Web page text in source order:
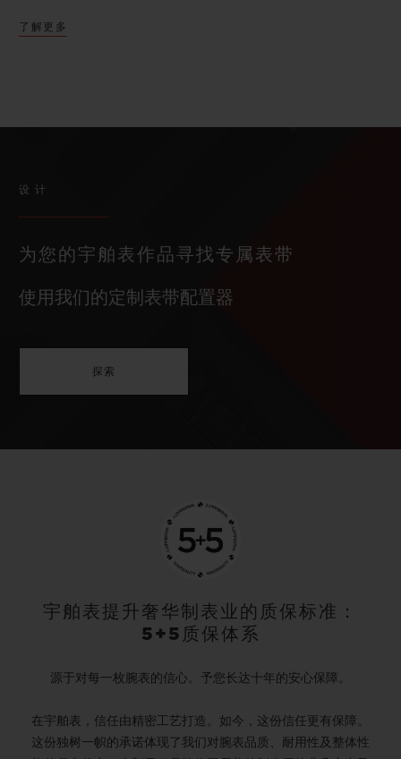
了解更多
设计
为您的宇舶表作品寻找专属表带
使用我们的定制表带配置器
探索
宇舶表提升奢华制表业的质保标准：
5+5质保体系
源于对每一枚腕表的信心。予您长达十年的安心保障。
在宇舶表，信任由精密工艺打造。如今，这份信任更有保障。
这份独树一帜的承诺体现了我们对腕表品质、耐用性及整体性